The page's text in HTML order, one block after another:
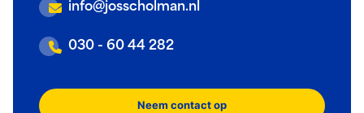
info@josscholman.nl
030 - 60 44 282
Neem contact op